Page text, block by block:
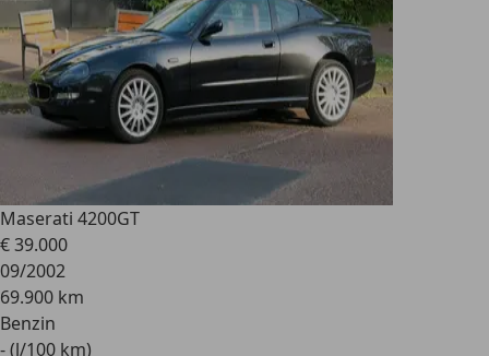
Maserati 4200GT
€ 39.000
09/2002
69.900 km
Benzin
- (l/100 km)